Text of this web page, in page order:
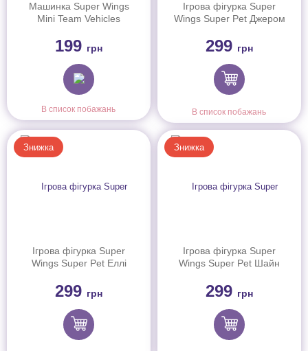
Машинка Super Wings
Mini Team Vehicles
199 грн
В список побажань
Ігрова фігурка Super
Wings Super Pet Джером
pet), світло
299 грн
В список побажань
Знижка
Ігрова фігурка Super
Wings Super Pet Еллі
світло
299 грн
Знижка
Ігрова фігурка Super
Wings Super Pet Шайн
світло
299 грн